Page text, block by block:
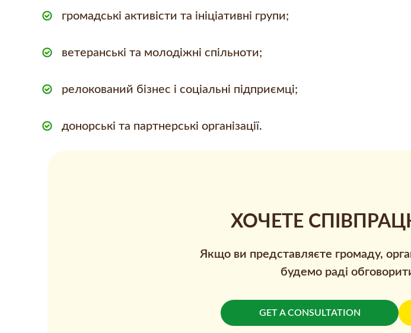
громадські активісти та ініціативні групи;
ветеранські та молодіжні спільноти;
релокований бізнес і соціальні підприємці;
донорські та партнерські організації.
ХОЧЕТЕ
Якщо ви представляєте громаду,
будемо раді обговорити
GET A CONSULTATION